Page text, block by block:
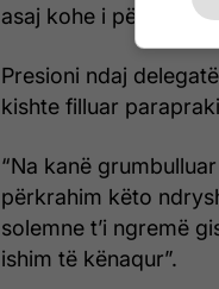
asaj kohe i
Presioni ndaj
kishte filluar
“Na kanë
përkrahim këto
solemne t’i ngremë
ishim të kënaqur”.